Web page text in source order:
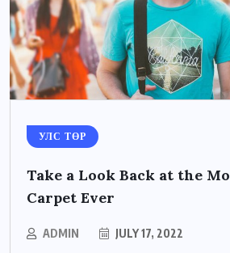
УЛС ТӨР
Take a Look Back at the
Carpet Ever
ADMIN JULY 17, 2022